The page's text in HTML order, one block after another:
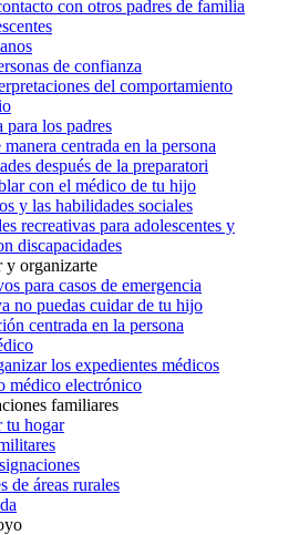
con otros padres de familia
de confianza
del comportamiento
para los padres
manera centrada en la persona
después de la preparatori
con el médico de tu hijo
y las habilidades sociales
recreativas para adolescentes y
discapacidades
organizarte
para casos de emergencia
no puedas cuidar de tu hijo
centrada en la persona
los expedientes médicos
médico electrónico
familiares
tu hogar
de áreas rurales